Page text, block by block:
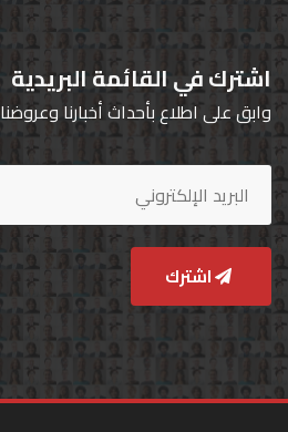
اشترك في القائمة البريدية
وابق على اطلاع بأحداث أخبارنا وعروضنا
اشترك